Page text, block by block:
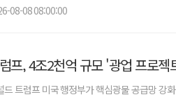
08-08 08:00:00
프, 4조2천억 규모 '광업 프로
드 트럼프 미국 행정부가 핵심광물 공급망 강
안녕하신가요?